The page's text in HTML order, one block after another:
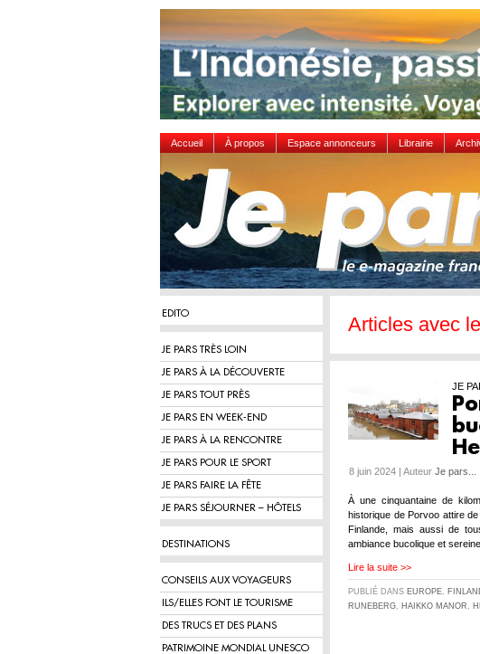
Accueil À propos Espace annonceurs Librairie
EDITO
JE PARS TRÈS LOIN
JE PARS À LA DÉCOUVERTE
JE PARS TOUT PRÈS
JE PARS EN WEEK-END
JE PARS À LA RENCONTRE
JE PARS POUR LE SPORT
JE PARS FAIRE LA FÊTE
JE PARS SÉJOURNER – HÔTELS
DESTINATIONS
CONSEILS AUX VOYAGEURS
ILS/ELLES FONT LE TOURISME
DES TRUCS ET DES PLANS
PATRIMOINE MONDIAL UNESCO
Articles avec
JE
8 juin 2024 | Auteur Je pars...
À une cinquantaine de
historique de Porvoo attire
Finlande, mais aussi de
ambiance bucolique et
Lire la suite >>
PUBLIÉ DANS EUROPE,
RUNEBERG, HAIKKO MANOR ,